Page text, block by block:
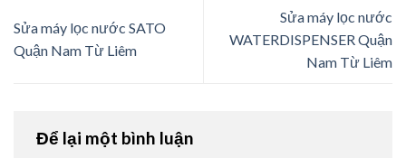
Sửa máy lọc nước SATO
Quận Nam Từ Liêm
Sửa máy lọc nước
WATERDISPENSER Quận
Nam Từ Liêm
Để lại một bình luận